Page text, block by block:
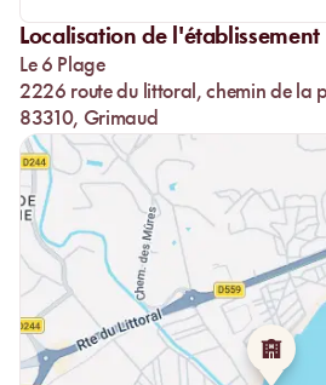
repas d'exception.
Le chef propose également des
valeur les produits locaux et les
expérience gastronomique toujours
Localisation de l'établissement
Le 6 Plage
2226 route du littoral, chemin de la
83310, Grimaud